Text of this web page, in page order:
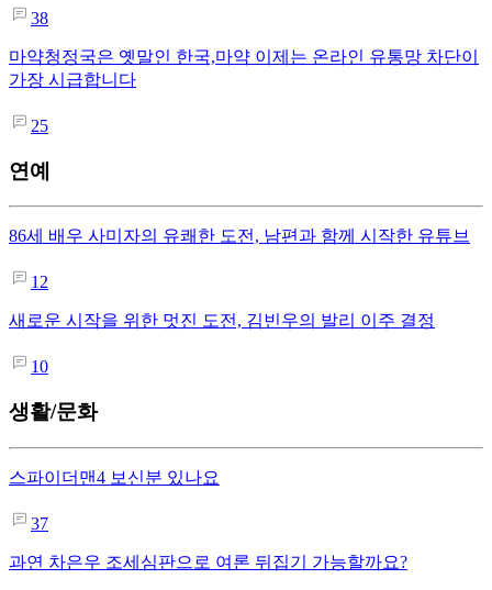
38
마약청정국은 옛말인 한국,마약 이제는 온라인 유통망 차단이
가장 시급합니다
25
연예
86세 배우 사미자의 유쾌한 도전, 남편과 함께 시작한 유튜브
12
새로운 시작을 위한 멋진 도전, 김빈우의 발리 이주 결정
10
생활/문화
스파이더맨4 보신분 있나요
37
과연 차은우 조세심판으로 여론 뒤집기 가능할까요?